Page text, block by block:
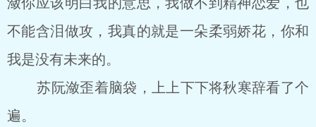
不能含泪做攻，我真的就是一朵柔弱娇花，你和
我是没有未来的。
苏阮潋歪着脑袋，上上下下将秋寒辞看了个
遍。